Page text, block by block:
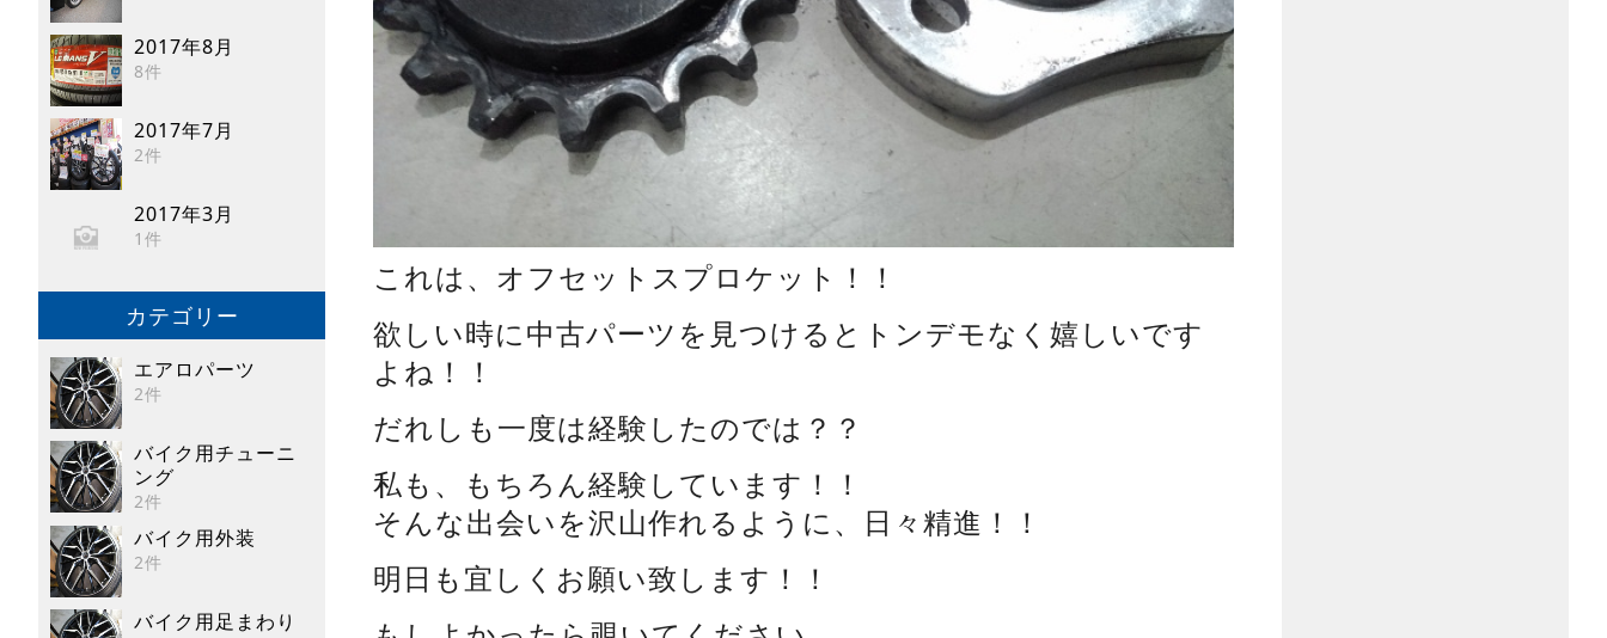
2017年8月
8件
2017年7月
2件
2017年3月
1件
カテゴリー
エアロパーツ
2件
バイク用チューニ
ング
2件
バイク用外装
2件
バイク用足まわり
これは、オフセットスプロケット！！
欲しい時に中古パーツを見つけるとトンデモなく嬉しいです
よね！！
だれしも一度は経験したのでは？？
私も、もちろん経験しています！！
そんな出会いを沢山作れるように、日々精進！！
明日も宜しくお願い致します！！